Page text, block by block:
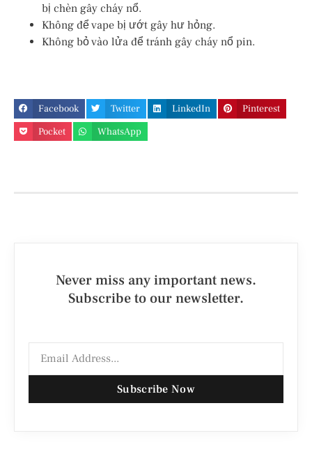
bị chèn gây cháy nổ.
Không để vape bị ướt gây hư hỏng.
Không bỏ vào lửa để tránh gây cháy nổ pin.
Facebook Twitter LinkedIn
Pinterest
Pocket
WhatsApp
Never miss any important news.
Subscribe to our newsletter.
Subscribe Now